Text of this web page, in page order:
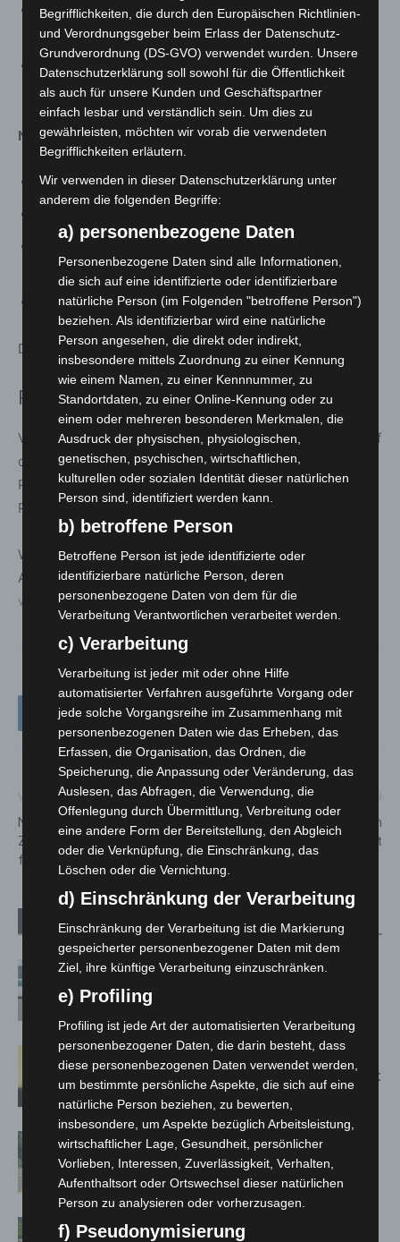
Interaktive Ausstellung zur Artenvielfalt im Meerbruch
und im Wald
Filmische Dokumentationen zu Tierarten wie
Fischadler oder Sumpfschildkröte
Naturpark-Haus Mardorf
Ab 1. März: Freitag bis Sonntag, 12–17 Uhr
Ausstellung zur Geschichte der Moore vom
Handtorfstich bis zur Renaturierung
Multimediale Einblicke in den Lebensraum Moor
Der Eintritt in beide Einrichtungen ist kostenfrei.
Präsenz auf der Landesgartenschau
Vom 13. bis 19. Juli ist der Naturpark Steinhuder Meer auf
der Landesgartenschau Bad Nenndorf vertreten. Im
Pavillon der Regionen können sich Besucher*innen über
Projekte und Angebote informieren.
Weitere Informationen zu Veranstaltungen, Preisen und
Anmeldemöglichkeiten sind online unter
www.naturpark-steinhuder-meer.deverfügbar.
Vorheriger Artikel
Nashorn Nasor im Erlebnis
Zoo Hannover: Neuer Bulle soll
für Nachwuchs sorgen
Nächster Artikel
Gasleitung bei Abrissarbeiten
in Langenhagen beschädigt
Verwandte Artikel Mehr vom Autor
Niedersachsen: Feuerwehrkräfte
kehren nach Waldbrandeinsatz aus
Spanien zurück
Hannover: Erste Tigermücken-
Population in Niedersachsen entdeckt
Brand im „Haus der Begegnung“ in
Neuwarmbüchen schnell eingedämmt
Region Hannover: 21 neue
Begrifflichkeiten, die durch den Europäischen Richtlinien-
und Verordnungsgeber beim Erlass der Datenschutz-
Grundverordnung (DS-GVO) verwendet wurden. Unsere
Datenschutzerklärung soll sowohl für die Öffentlichkeit
als auch für unsere Kunden und Geschäftspartner
einfach lesbar und verständlich sein. Um dies zu
gewährleisten, möchten wir vorab die verwendeten
Begrifflichkeiten erläutern.
Wir verwenden in dieser Datenschutzerklärung unter
anderem die folgenden Begriffe:
a) personenbezogene Daten
Personenbezogene Daten sind alle Informationen,
die sich auf eine identifizierte oder identifizierbare
natürliche Person (im Folgenden "betroffene Person")
beziehen. Als identifizierbar wird eine natürliche
Person angesehen, die direkt oder indirekt,
insbesondere mittels Zuordnung zu einer Kennung
wie einem Namen, zu einer Kennnummer, zu
Standortdaten, zu einer Online-Kennung oder zu
einem oder mehreren besonderen Merkmalen, die
Ausdruck der physischen, physiologischen,
genetischen, psychischen, wirtschaftlichen,
kulturellen oder sozialen Identität dieser natürlichen
Person sind, identifiziert werden kann.
b) betroffene Person
Betroffene Person ist jede identifizierte oder
identifizierbare natürliche Person, deren
personenbezogene Daten von dem für die
Verarbeitung Verantwortlichen verarbeitet werden.
c) Verarbeitung
Verarbeitung ist jeder mit oder ohne Hilfe
automatisierter Verfahren ausgeführte Vorgang oder
jede solche Vorgangsreihe im Zusammenhang mit
personenbezogenen Daten wie das Erheben, das
Erfassen, die Organisation, das Ordnen, die
Speicherung, die Anpassung oder Veränderung, das
Auslesen, das Abfragen, die Verwendung, die
Offenlegung durch Übermittlung, Verbreitung oder
eine andere Form der Bereitstellung, den Abgleich
oder die Verknüpfung, die Einschränkung, das
Löschen oder die Vernichtung.
d) Einschränkung der Verarbeitung
Einschränkung der Verarbeitung ist die Markierung
gespeicherter personenbezogener Daten mit dem
Ziel, ihre künftige Verarbeitung einzuschränken.
e) Profiling
Profiling ist jede Art der automatisierten Verarbeitung
personenbezogener Daten, die darin besteht, dass
diese personenbezogenen Daten verwendet werden,
um bestimmte persönliche Aspekte, die sich auf eine
natürliche Person beziehen, zu bewerten,
insbesondere, um Aspekte bezüglich Arbeitsleistung,
wirtschaftlicher Lage, Gesundheit, persönlicher
Vorlieben, Interessen, Zuverlässigkeit, Verhalten,
Aufenthaltsort oder Ortswechsel dieser natürlichen
Person zu analysieren oder vorherzusagen.
f) Pseudonymisierung